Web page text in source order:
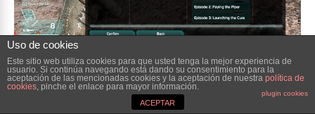
También dentro del Quick Menu podemos ver: a los miembros
de nuestro Clan, Agregar Amigos, solicitar Duelo a personas
Uso de cookies
Este sitio web utiliza cookies para que usted tenga la mejor experiencia de
usuario. Si continúa navegando está dando su consentimiento para la
aceptación de las mencionadas cookies y la aceptación de nuestra política de
cookies, pinche el enlace para mayor información.
plugin cookies
ACEPTAR